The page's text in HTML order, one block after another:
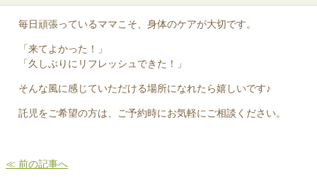
毎日頑張っているママこそ、身体のケアが大切です。
「来てよかった！」
「久しぶりにリフレッシュできた！」
そんな風に感じていただける場所になれたら嬉しいです♪
託児をご希望の方は、ご予約時にお気軽にご相談ください。
≪ 前の記事へ